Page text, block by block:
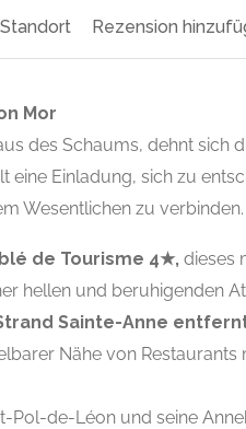
Standort Rezension
Mor
des Schaums, dehnt sich
eine Einladung, sich zu
Wesentlichen zu verbinden.
de Tourisme 4★, dieses
hellen und beruhigenden
Sainte-Anne
Nähe von
Pol-de-Léon und seine